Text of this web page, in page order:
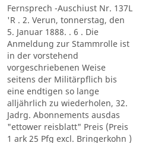
Fernsprech -Auschiust Nr. 137L
'R . 2. Verun, tonnerstag, den
5. Januar 1888. . 6 . Die
Anmeldung zur Stammrolle ist
in der vorstehend
vorgeschriebenen Weise
seitens der Militärpflich bis
eine endtigen so lange
alljährlich zu wiederholen, 32.
Jadrg. Abonnements ausdas
"ettower reisblatt" Preis (Preis
1 ark 25 Pfg excl. Bringerkohn )